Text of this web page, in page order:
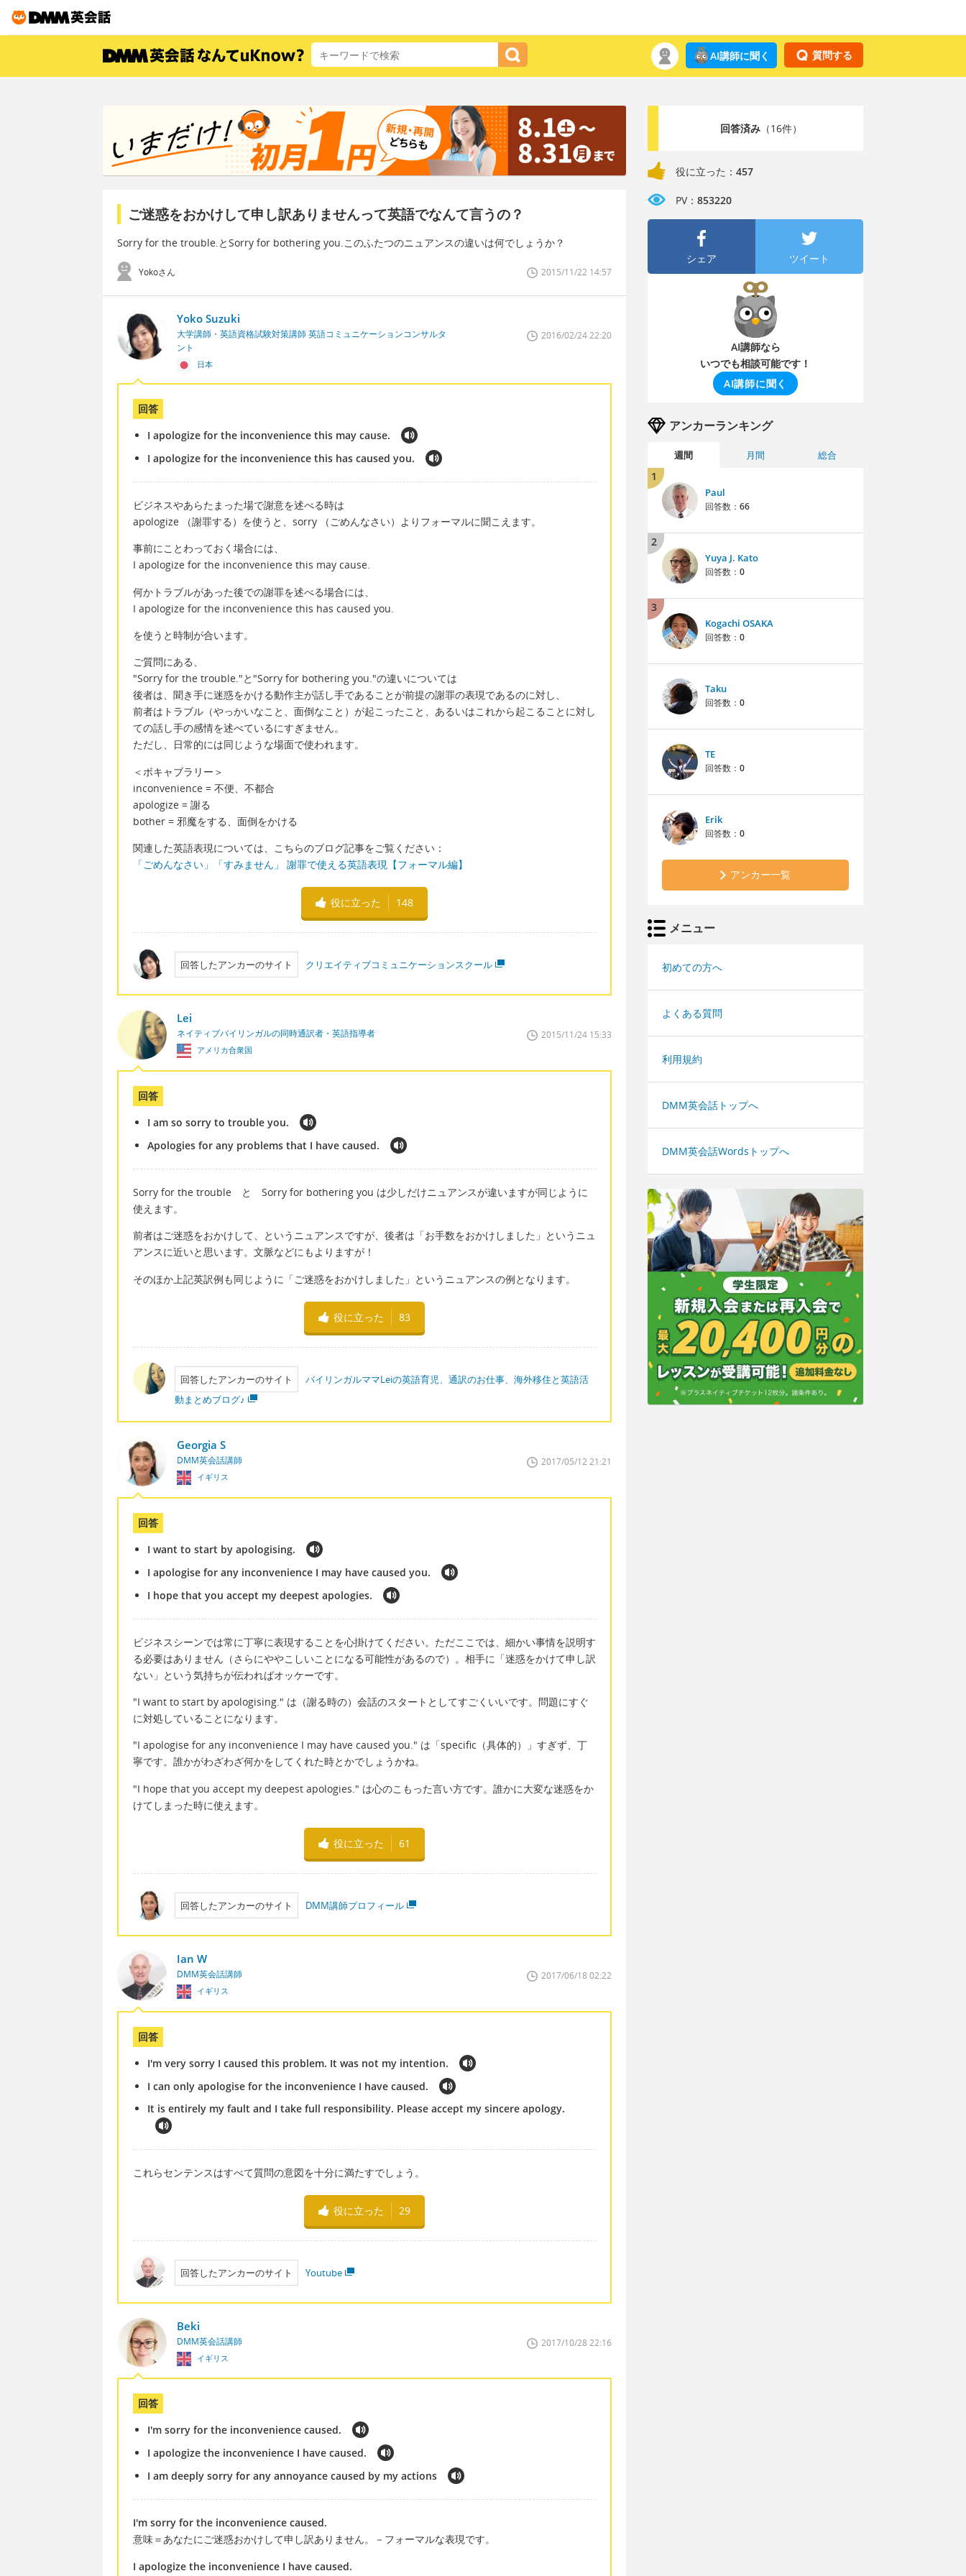
質問する
AI講師に聞く
ご迷惑をおかけして申し訳ありませんって英語でなんて言うの？
Sorry for the trouble.とSorry for bothering you.このふたつのニュアンスの違いは何でしょうか？
Yokoさん 2015/11/22 14:57
Yoko Suzuki
大学講師・英語資格試験対策講師 英語コミュニケーションコンサルタ
ント
日本
2016/02/24 22:20
回答
I apologize for the inconvenience this may cause.
I apologize for the inconvenience this has caused you.
ビジネスやあらたまった場で謝意を述べる時は
apologize （謝罪する）を使うと、sorry （ごめんなさい）よりフォーマルに聞こえます。
事前にことわっておく場合には、
I apologize for the inconvenience this may cause.
何かトラブルがあった後での謝罪を述べる場合には、
I apologize for the inconvenience this has caused you.
を使うと時制が合います。
ご質問にある、
"Sorry for the trouble."と"Sorry for bothering you."の違いについては
後者は、聞き手に迷惑をかける動作主が話し手であることが前提の謝罪の表現であるのに対し、
前者はトラブル（やっかいなこと、面倒なこと）が起こったこと、あるいはこれから起こることに対し
ての話し手の感情を述べているにすぎません。
ただし、日常的には同じような場面で使われます。
＜ボキャブラリー＞
inconvenience = 不便、不都合
apologize = 謝る
bother = 邪魔をする、面倒をかける
関連した英語表現については、こちらのブログ記事をご覧ください：
「ごめんなさい」「すみません」 謝罪で使える英語表現【フォーマル編】
役に立った 148
回答したアンカーのサイト クリエイティブコミュニケーションスクール
Lei
ネイティブバイリンガルの同時通訳者・英語指導者
アメリカ合衆国
2015/11/24 15:33
回答
I am so sorry to trouble you.
Apologies for any problems that I have caused.
Sorry for the trouble と Sorry for bothering you は少しだけニュアンスが違いますが同じように
使えます。
前者はご迷惑をおかけして、というニュアンスですが、後者は「お手数をおかけしました」というニュ
アンスに近いと思います。文脈などにもよりますが！
そのほか上記英訳例も同じように「ご迷惑をおかけしました」というニュアンスの例となります。
役に立った 83
回答したアンカーのサイト
バイリンガルママLeiの英語育児、通訳のお仕事、海外移住と英語活
動まとめブログ♪
Georgia S
DMM英会話講師
イギリス
2017/05/12 21:21
回答
I want to start by apologising.
I apologise for any inconvenience I may have caused you.
I hope that you accept my deepest apologies.
ビジネスシーンでは常に丁寧に表現することを心掛けてください。ただここでは、細かい事情を説明す
る必要はありません（さらにややこしいことになる可能性があるので）。相手に「迷惑をかけて申し訳
ない」という気持ちが伝わればオッケーです。
"I want to start by apologising." は（謝る時の）会話のスタートとしてすごくいいです。問題にすぐ
に対処していることになります。
"I apologise for any inconvenience I may have caused you." は「specific（具体的）」すぎず、丁
寧です。誰かがわざわざ何かをしてくれた時とかでしょうかね。
"I hope that you accept my deepest apologies." は心のこもった言い方です。誰かに大変な迷惑をか
けてしまった時に使えます。
役に立った 61
回答したアンカーのサイト DMM講師プロフィール
Ian W
DMM英会話講師
イギリス
2017/06/18 02:22
回答
I'm very sorry I caused this problem. It was not my intention.
I can only apologise for the inconvenience I have caused.
It is entirely my fault and I take full responsibility. Please accept my sincere apology.
これらセンテンスはすべて質問の意図を十分に満たすでしょう。
役に立った 29
回答したアンカーのサイト Youtube
Beki
DMM英会話講師
イギリス
2017/10/28 22:16
回答
I'm sorry for the inconvenience caused.
I apologize the inconvenience I have caused.
I am deeply sorry for any annoyance caused by my actions
I'm sorry for the inconvenience caused.
意味＝あなたにご迷惑おかけして申し訳ありません。－フォーマルな表現です。
I apologize the inconvenience I have caused.
回答済み（16件）
役に立った： 457
PV： 853220
シェア ツイート
AI講師なら
いつでも相談可能です！
AI講師に聞く
アンカーランキング
週間 月間 総合
1
Paul
回答数： 66
2
Yuya J. Kato
回答数： 0
3
Kogachi OSAKA
回答数： 0
Taku
回答数： 0
TE
回答数： 0
Erik
回答数： 0
アンカー一覧
メニュー
初めての方へ
よくある質問
利用規約
DMM英会話トップへ
DMM英会話Wordsトップへ